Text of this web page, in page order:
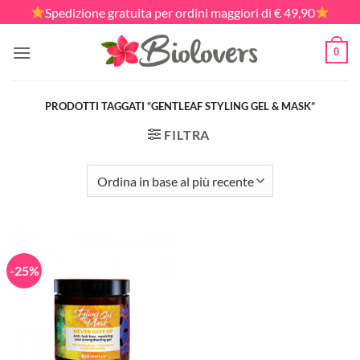
ai
contenuti
Spedizione gratuita per ordini maggiori di € 49,90
0
PRODOTTI TAGGATI “GENTLEAF STYLING GEL & MASK”
FILTRA
-25%